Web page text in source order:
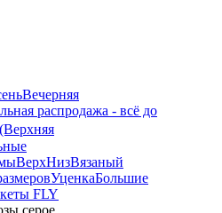
Вечерняя
распродажа - всё до
ВерхНизВязаный
УценкаБольшие
FLY
серое